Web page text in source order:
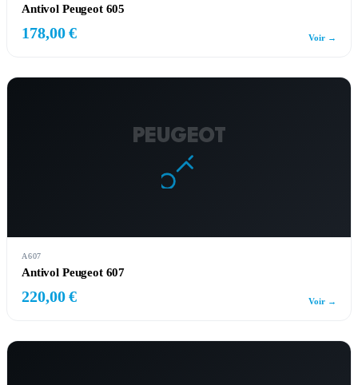
Antivol Peugeot 605
178,00 € Voir →
PEUGEOT
A607
Antivol Peugeot 607
220,00 € Voir →